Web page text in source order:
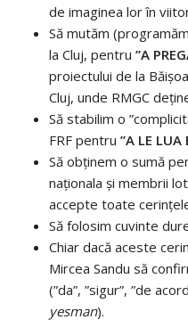
de imaginea lor în
Să mutăm
la Cluj, pentru ”A
proiectului de la
Cluj, unde RMGC
Să stabilim o
FRF pentru ”A LE LUA
Să obținem o sumă
naționala și membrii
accepte toate
Să folosim cuvinte
Chiar dacă aceste
Mircea Sandu să
(”da”, ”sigur”, ”de
yesman).